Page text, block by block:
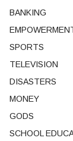
BANKING
SPORTS
TELEVISION
DISASTERS
MONEY
GODS
SCHOOL